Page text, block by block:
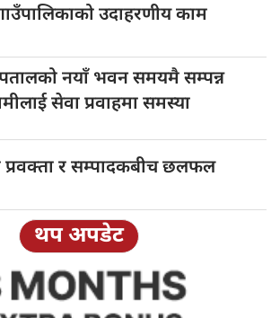
उदाहरणीय काम
नयाँ भवन समयमै सम्पन्न
सेवा प्रवाहमा समस्या
र सम्पादकबीच छलफल
थप अपडेट